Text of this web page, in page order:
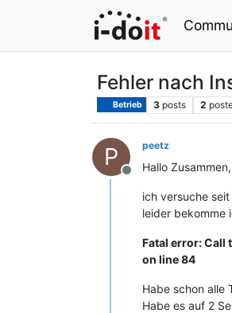
Fehler nach
Betrieb 3 posts 2
P
Offline
peetz
Hallo Zusammen,
ich versuche
leider bekomme
Fatal error: Call
on line 84
Habe schon alle
Habe es auf 2